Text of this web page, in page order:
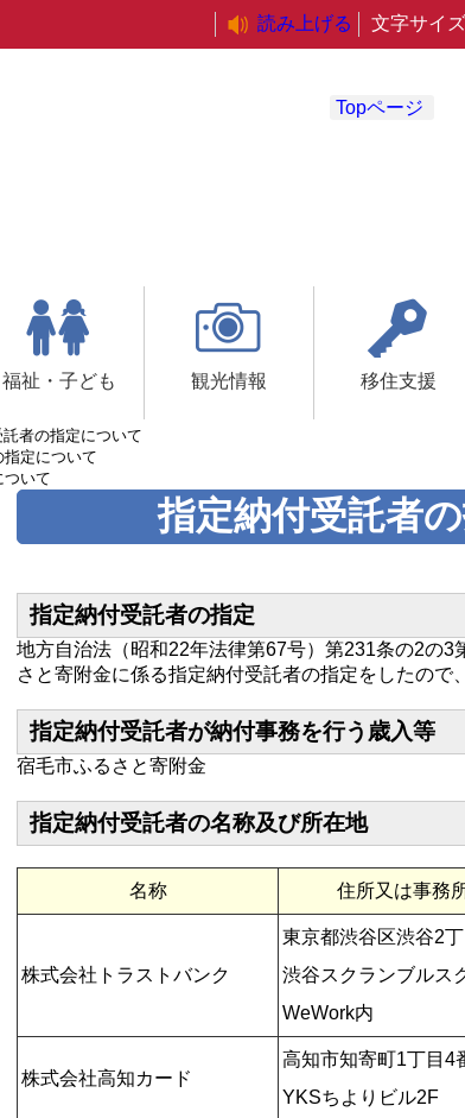
読み上げる 文字サイズ
Topページ
福祉・子ども 観光情報 移住支援
者の指定について
定について
ついて
指定納付受託者
指定納付受託者の指定
地方自治法（昭和22年法律第67号）第231条の2の3
さと寄附金に係る指定納付受託者の指定をしたので
指定納付受託者が納付事務を行う歳入等
宿毛市ふるさと寄附金
指定納付受託者の名称及び所在地
名称 住所又は事務
株式会社トラストバンク
東京都渋谷区渋谷2
渋谷スクランブルス
WeWork内
株式会社高知カード
高知市知寄町1丁目4
YKSちよりビル2F